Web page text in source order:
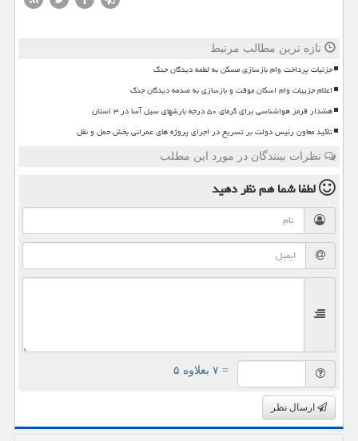
تازه ترین مطالب مرتبط
جزئیات پرداخت وام بازسازی مسکن به لطمه دیدگان جنگ
اعلام جزییات وام اسکان موقت و بازسازی به صدمه دیدگان جنگ
هشدار قرمز هواشناسی برای گرمای ۵۰ درجه بارشهای سیل آسا در ۳ استان
تاکید معاون رئیس دولت بر تسریع در اجرای پروژه های عمرانی بخش حمل و نقل
نظرات بینندگان در مورد این مطلب
لطفا شما همنظر دهید
= ۷ بعلاوه ۵
ارسال نظر